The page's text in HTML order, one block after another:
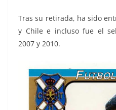
Tras su retirada, ha sido
y Chile e incluso fue el
2007 y 2010.